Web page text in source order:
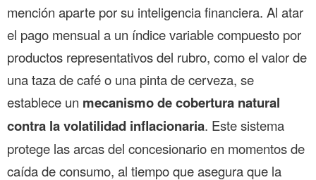
mención aparte por su inteligencia financiera. Al atar
el pago mensual a un índice variable compuesto por
productos representativos del rubro, como el valor de
una taza de café o una pinta de cerveza, se
establece un mecanismo de cobertura natural
contra la volatilidad inflacionaria. Este sistema
protege las arcas del concesionario en momentos de
caída de consumo, al tiempo que asegura que la